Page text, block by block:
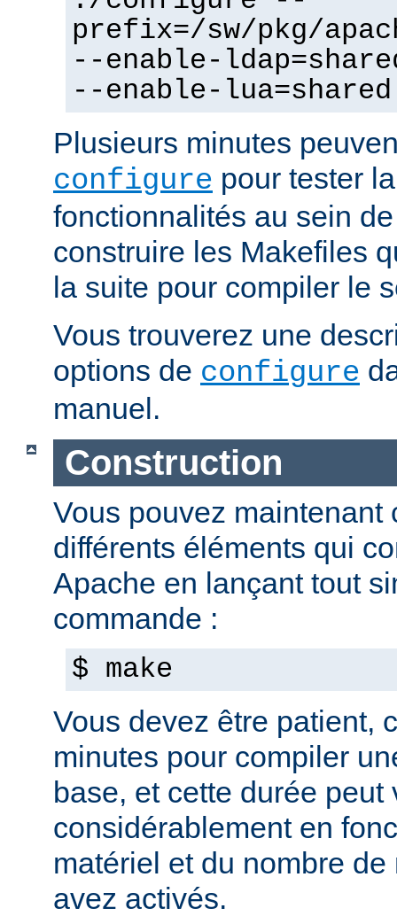
prefix=/sw/pkg/
--enable-
--enable-lua=shared
Plusieurs minutes
configure pour tester
fonctionnalités au sein
construire les Makefiles
la suite pour compiler le
Vous trouverez une
options de configure
manuel.
Construction
Vous pouvez maintenant
différents éléments qui
Apache en lançant tout
commande :
$ make
Vous devez être patient,
minutes pour compiler
base, et cette durée peut
considérablement en
matériel et du nombre
avez activés.